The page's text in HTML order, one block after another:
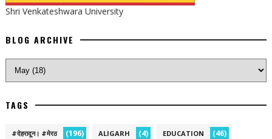
Shri Venkateshwara University
BLOG ARCHIVE
TAGS
#देहरादून। #मेरठ (196) ALIGARH (4) EDUCATION (46)